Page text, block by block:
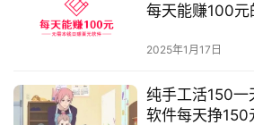
每天能赚100元
2025年1月17日
纯手工活150一
软件每天挣150